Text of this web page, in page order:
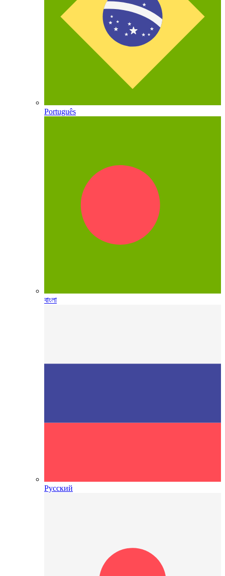
Português
বাংলা
Русский